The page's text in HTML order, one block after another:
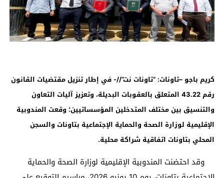
كريم باجو –تاونات: ”تاونات نت”//- في إطار تنزيل مقتضيات القانون
رقم 43.22 المتعلق بالعقوبات البديلة، وتعزيز آليات التعاون
والتنسيق بين مختلف المتدخلين المؤسساتيين؛ وقعت المندوبية
الإقليمية لوزارة الصحة والحماية الإجتماعية بتاونات والسجن
المحلي بتاونات اتفاقية شراكة محلية.
وقد احتضنت المندوبية الإقليمية لوزارة الصحة والحماية